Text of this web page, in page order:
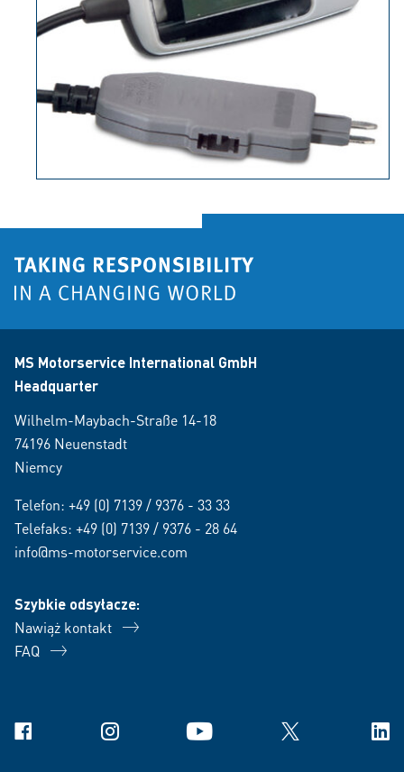
MS Motorservice International GmbH
Headquarter
Wilhelm-Maybach-Straße 14-18
74196 Neuenstadt
Niemcy
Telefon: +49 (0) 7139 / 9376 - 33 33
Telefaks: +49 (0) 7139 / 9376 - 28 64
info@ms-motorservice.com
Szybkie odsyłacze:
Nawiąż kontakt
FAQ
Facebook Instagram YouTube X